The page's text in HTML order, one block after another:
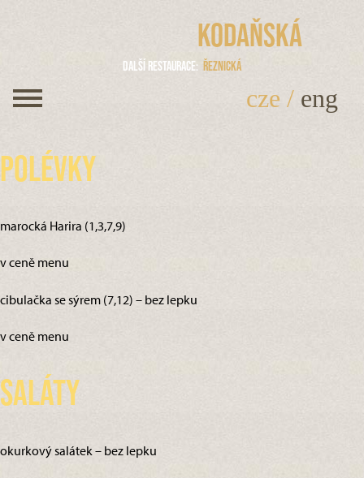
Kodaňská
Další restaurace Řeznická
cze / eng
Polévky
marocká Harira (1,3,7,9)
v ceně menu
cibulačka se sýrem (7,12) – bez lepku
v ceně menu
Saláty
okurkový salátek – bez lepku